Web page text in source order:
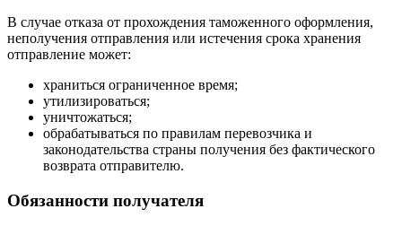
В случае отказа от прохождения таможенного оформления,
неполучения отправления или истечения срока хранения
отправление может:
храниться ограниченное время;
утилизироваться;
уничтожаться;
обрабатываться по правилам перевозчика и
законодательства страны получения без фактического
возврата отправителю.
Обязанности получателя